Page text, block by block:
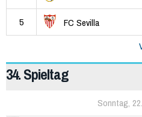
5 FC Sevilla
34. Spieltag
Sonntag,